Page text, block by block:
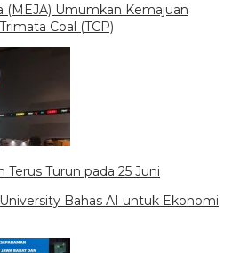
(MEJA) Umumkan Kemajuan
Coal (TCP)
Terus Turun pada 25 Juni
Bahas AI untuk Ekonomi